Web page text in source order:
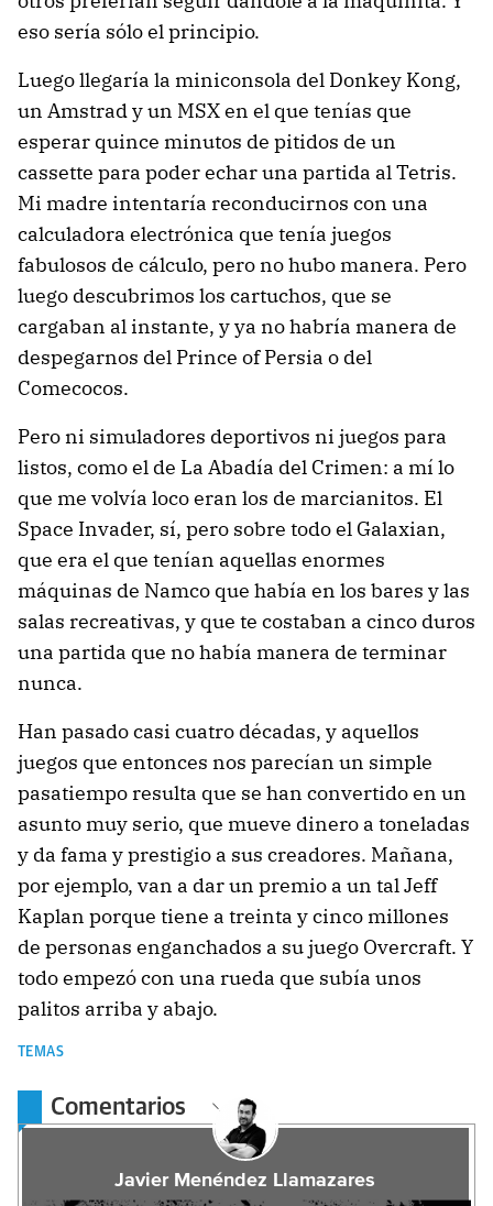
eso sería sólo el principio.
Luego llegaría la miniconsola del Donkey Kong,
un Amstrad y un MSX en el que tenías que
esperar quince minutos de pitidos de un
cassette para poder echar una partida al Tetris.
Mi madre intentaría reconducirnos con una
calculadora electrónica que tenía juegos
fabulosos de cálculo, pero no hubo manera. Pero
luego descubrimos los cartuchos, que se
cargaban al instante, y ya no habría manera de
despegarnos del Prince of Persia o del
Comecocos.
Pero ni simuladores deportivos ni juegos para
listos, como el de La Abadía del Crimen: a mí lo
que me volvía loco eran los de marcianitos. El
Space Invader, sí, pero sobre todo el Galaxian,
que era el que tenían aquellas enormes
máquinas de Namco que había en los bares y las
salas recreativas, y que te costaban a cinco duros
una partida que no había manera de terminar
nunca.
Han pasado casi cuatro décadas, y aquellos
juegos que entonces nos parecían un simple
pasatiempo resulta que se han convertido en un
asunto muy serio, que mueve dinero a toneladas
y da fama y prestigio a sus creadores. Mañana,
por ejemplo, van a dar un premio a un tal Jeff
Kaplan porque tiene a treinta y cinco millones
de personas enganchados a su juego Overcraft. Y
todo empezó con una rueda que subía unos
palitos arriba y abajo.
TEMAS
Comentarios
Javier Menéndez Llamazares